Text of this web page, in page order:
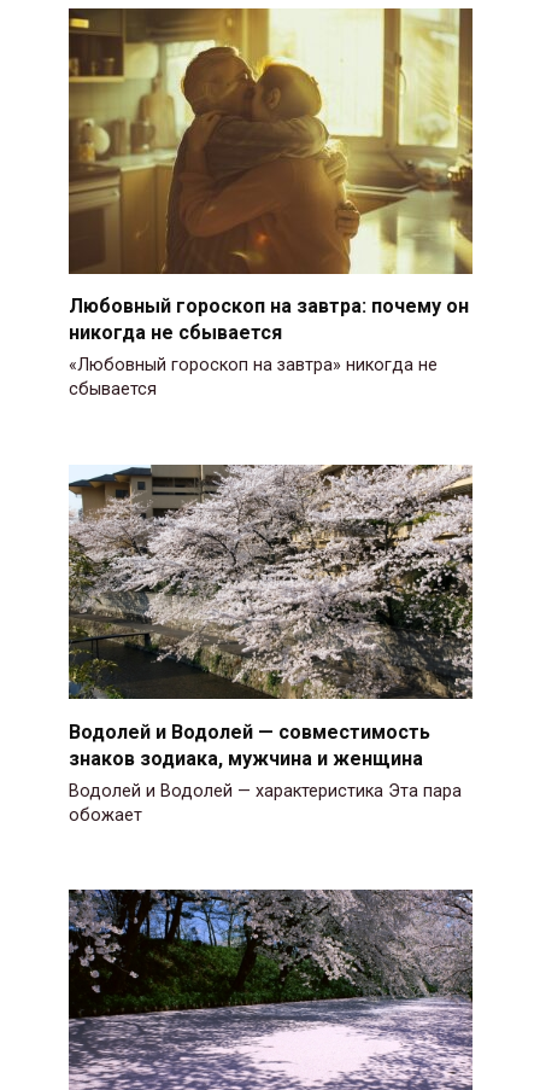
Любовный гороскоп на завтра: почему он
никогда не сбывается
«Любовный гороскоп на завтра» никогда не
сбывается
Водолей и Водолей — совместимость
знаков зодиака, мужчина и женщина
Водолей и Водолей — характеристика Эта пара
обожает